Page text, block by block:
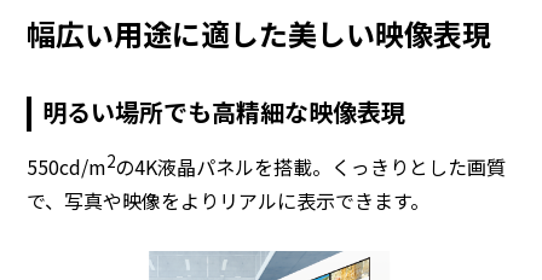
幅広い用途に適した美しい映像表現
明るい場所でも高精細な映像表現
550cd/m2の4K液晶パネルを搭載。くっきりとした画質
で、写真や映像をよりリアルに表示できます。